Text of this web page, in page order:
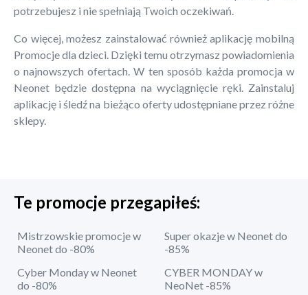
potrzebujesz i nie spełniają Twoich oczekiwań.
Co więcej, możesz zainstalować również aplikację mobilną
Promocje dla dzieci. Dzięki temu otrzymasz powiadomienia
o najnowszych ofertach. W ten sposób każda promocja w
Neonet będzie dostępna na wyciągnięcie ręki. Zainstaluj
aplikację i śledź na bieżąco oferty udostępniane przez różne
sklepy.
Te promocje przegapiłeś:
Mistrzowskie promocje w
Neonet do -80%
Super okazje w Neonet do
-85%
Cyber Monday w Neonet
do -80%
CYBER MONDAY w
NeoNet -85%